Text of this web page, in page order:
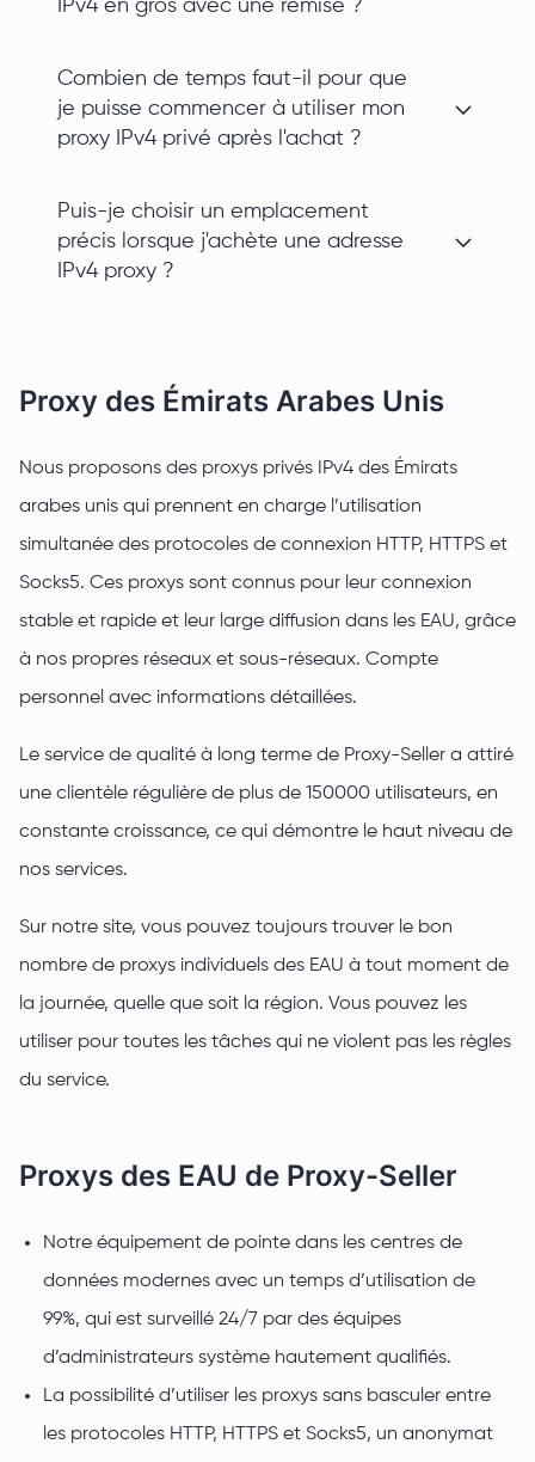
IPv4 en gros avec une remise ?
Combien de temps faut-il pour que
je puisse commencer à utiliser mon
proxy IPv4 privé après l'achat ?
Puis-je choisir un emplacement
précis lorsque j'achète une adresse
IPv4 proxy ?
Proxy des Émirats Arabes Unis
Nous proposons des proxys privés IPv4 des Émirats
arabes unis qui prennent en charge l’utilisation
simultanée des protocoles de connexion HTTP, HTTPS et
Socks5. Ces proxys sont connus pour leur connexion
stable et rapide et leur large diffusion dans les EAU, grâce
à nos propres réseaux et sous-réseaux. Compte
personnel avec informations détaillées.
Le service de qualité à long terme de Proxy-Seller a attiré
une clientèle régulière de plus de 150000 utilisateurs, en
constante croissance, ce qui démontre le haut niveau de
nos services.
Sur notre site, vous pouvez toujours trouver le bon
nombre de proxys individuels des EAU à tout moment de
la journée, quelle que soit la région. Vous pouvez les
utiliser pour toutes les tâches qui ne violent pas les règles
du service.
Proxys des EAU de Proxy-Seller
Notre équipement de pointe dans les centres de
données modernes avec un temps d’utilisation de
99%, qui est surveillé 24/7 par des équipes
d’administrateurs système hautement qualifiés.
La possibilité d’utiliser les proxys sans basculer entre
les protocoles HTTP, HTTPS et Socks5, un anonymat